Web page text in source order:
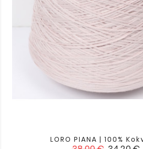
LORO PIANA | 100%